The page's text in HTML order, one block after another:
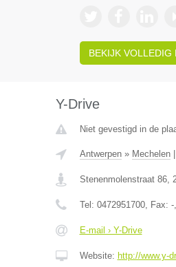
BEKIJK VOLLEDIG
Y-Drive
Niet gevestigd in de
Antwerpen» Mechelen|
Stenenmolenstraat 86,
Tel: 0472951700, Fax: -
E-mail › Y-Drive
Website: http://www.y-